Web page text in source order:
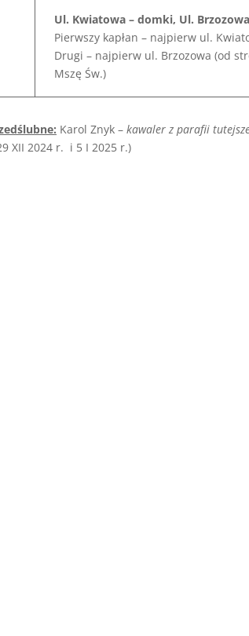
Ul. Kwiatowa – domki, Ul.
Pierwszy kapłan – najpierw ul.
Drugi – najpierw ul. Brzozowa (od
Mszę Św.)
Karol Znyk – kawaler z parafii
XII 2024 r. i 5 I 2025 r.)